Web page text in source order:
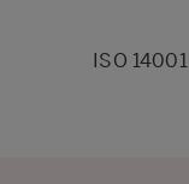
ISO 14001